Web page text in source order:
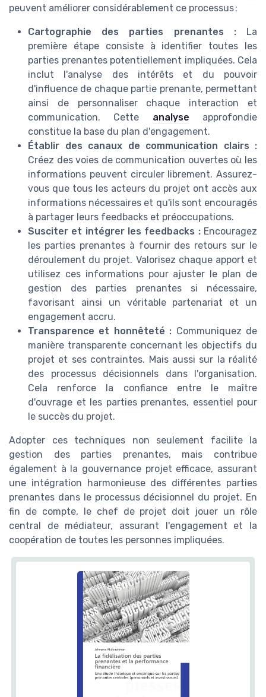
peuvent améliorer considérablement ce processus :
Cartographie des parties prenantes :La
première étape consiste à identifier toutes les
parties prenantes potentiellement impliquées. Cela
inclut l'analyse des intérêts et du pouvoir
d'influence de chaque partie prenante, permettant
ainsi de personnaliser chaque interaction et
communication. Cette analyse approfondie
constitue la base du plan d'engagement.
Établir des canaux de communication clairs :
Créez des voies de communication ouvertes où les
informations peuvent circuler librement. Assurez-
vous que tous les acteurs du projet ont accès aux
informations nécessaires et qu'ils sont encouragés
à partager leurs feedbacks et préoccupations.
Susciter et intégrer les feedbacks :Encouragez
les parties prenantes à fournir des retours sur le
déroulement du projet. Valorisez chaque apport et
utilisez ces informations pour ajuster le plan de
gestion des parties prenantes si nécessaire,
favorisant ainsi un véritable partenariat et un
engagement accru.
Transparence et honnêteté : Communiquez de
manière transparente concernant les objectifs du
projet et ses contraintes. Mais aussi sur la réalité
des processus décisionnels dans l'organisation.
Cela renforce la confiance entre le maître
d'ouvrage et les parties prenantes, essentiel pour
le succès du projet.
Adopter ces techniques non seulement facilite la
gestion des parties prenantes, mais contribue
également à la gouvernance projet efficace, assurant
une intégration harmonieuse des différentes parties
prenantes dans le processus décisionnel du projet. En
fin de compte, le chef de projet doit jouer un rôle
central de médiateur, assurant l'engagement et la
coopération de toutes les personnes impliquées.